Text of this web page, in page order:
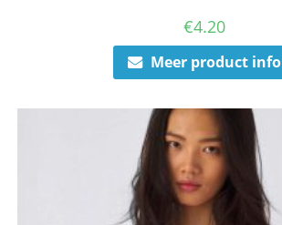
€4.20
Meer product info